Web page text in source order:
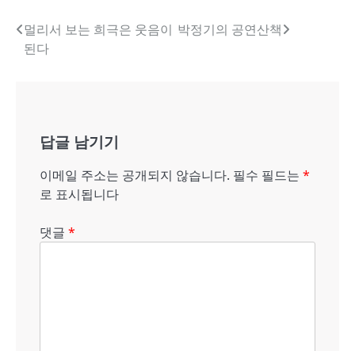
글
내
멀리서 보는 희극은 웃음이
된다
박정기의 공연산책
답글 남기기
이메일 주소는 공개되지 않습니다. 필수 필드는 *
로 표시됩니다
댓글 *